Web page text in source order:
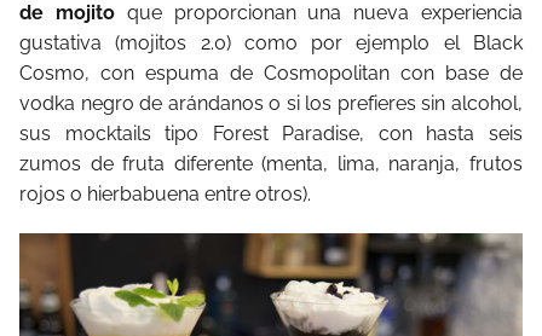
de mojitoque proporcionan una nueva experiencia
gustativa (mojitos 2.0) como por ejemplo el Black
Cosmo, con espuma de Cosmopolitan con base de
vodka negro de arándanos o si los prefieres sin alcohol,
sus mocktails tipo Forest Paradise, con hasta seis
zumos de fruta diferente (menta, lima, naranja, frutos
rojos o hierbabuena entre otros).